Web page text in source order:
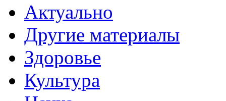
Актуально
Другие материалы
Здоровье
Культура